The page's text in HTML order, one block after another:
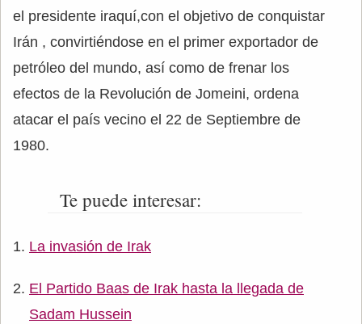
el presidente iraquí,con el objetivo de conquistar
Irán , convirtiéndose en el primer exportador de
petróleo del mundo, así como de frenar los
efectos de la Revolución de Jomeini, ordena
atacar el país vecino el 22 de Septiembre de
1980.
Te puede interesar:
La invasión de Irak
El Partido Baas de Irak hasta la llegada de
Sadam Hussein